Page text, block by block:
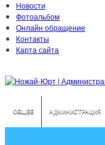
Новости
Фотоальбом
Онлайн обращение
Контакты
Карта сайта
ОБЩЕЕ АДМИНИСТРАЦИЯ